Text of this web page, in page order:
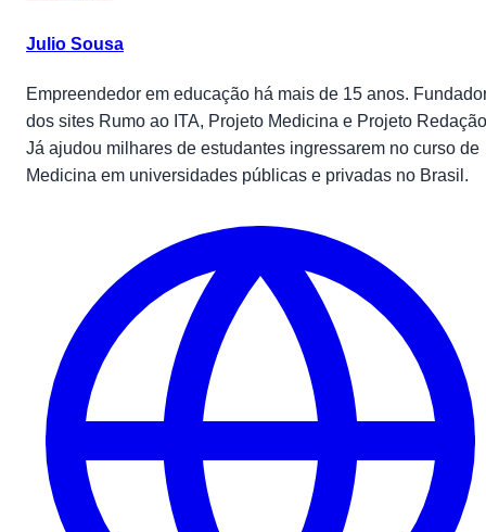
Julio Sousa
Empreendedor em educação há mais de 15 anos.
dos sites Rumo ao ITA, Projeto Medicina e Projeto
Já ajudou milhares de estudantes ingressarem no curso de
Medicina em universidades públicas e privadas no Brasil.